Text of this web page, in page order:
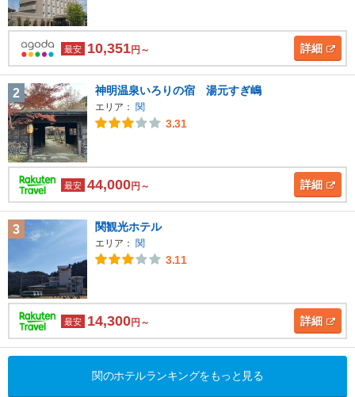
最安 10,351円～ 詳細
2 神明温泉いろりの宿 湯元すぎ嶋
エリア： 関
3.31
最安 44,000円～ 詳細
3 関観光ホテル
エリア： 関
3.11
最安 14,300円～ 詳細
関のホテルランキングをもっと見る